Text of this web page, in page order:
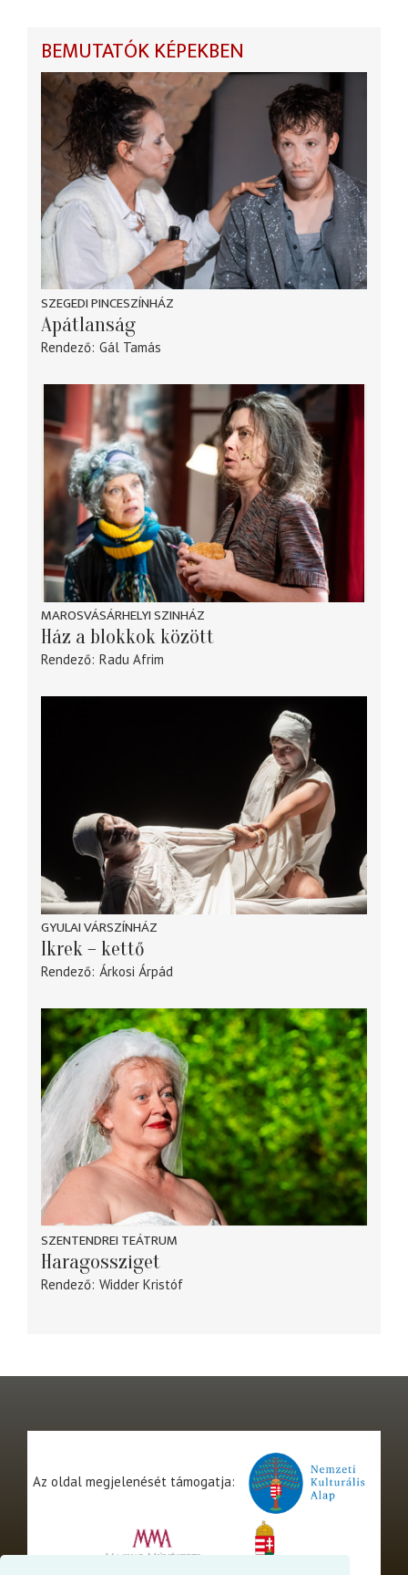
BEMUTATÓK KÉPEKBEN
SZEGEDI PINCESZÍNHÁZ
Apátlanság
Rendező Gál Tamás
MAROSVÁSÁRHELYI SZINHÁZ
Ház a blokkok között
Rendező Radu Afrim
GYULAI VÁRSZÍNHÁZ
Ikrek – kettő
Rendező Árkosi Árpád
SZENTENDREI TEÁTRUM
Haragossziget
Rendező Widder Kristóf
Az oldal megjelenését támogatja: